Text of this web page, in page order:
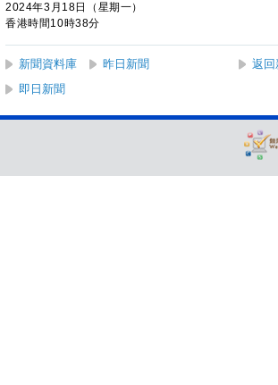
2024年3月18日（星期一）
香港時間10時38分
新聞資料庫 昨日新聞 返回
即日新聞